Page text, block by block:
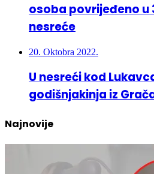
nesreće
20. Oktobra 2022.
U nesreći kod
godišnjakinja iz
Najnovije